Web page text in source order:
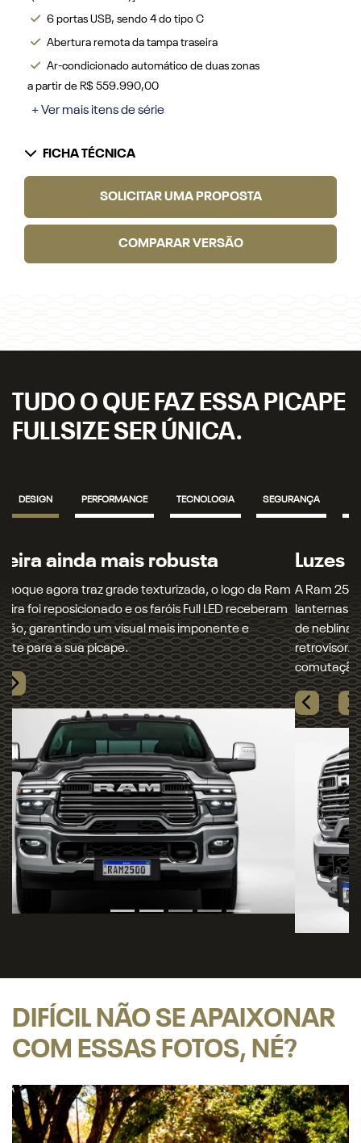
6 portas USB, sendo 4 do tipo C
Abertura remota da tampa traseira
Ar-condicionado automático de duas zonas
a partir de R$ 559.990,00
+ Ver mais itens de série
FICHA TÉCNICA
SOLICITAR UMA PROPOSTA
COMPARAR VERSÃO
TUDO O QUE FAZ ESSA PICAPE
FULLSIZE SER ÚNICA.
DESIGN PERFORMANCE TECNOLOGIA SEGURANÇA
Luzes em LED
A Ram 2500 chega com assinatura luminosa, novos faróis e
lanternas totalmente em LED, incluindo luzes altas, baixas,
de neblina, setas dianteiras, traseiras e até mesmo o
retrovisor. Para completar, os faróis oferecem sistema de
comutação automática, garantindo mais conforto ao dirigir.
Previous Next
Próximo
Rambox®
DIFÍCIL NÃO SE APAIXONAR
COM ESSAS FOTOS, NÉ?